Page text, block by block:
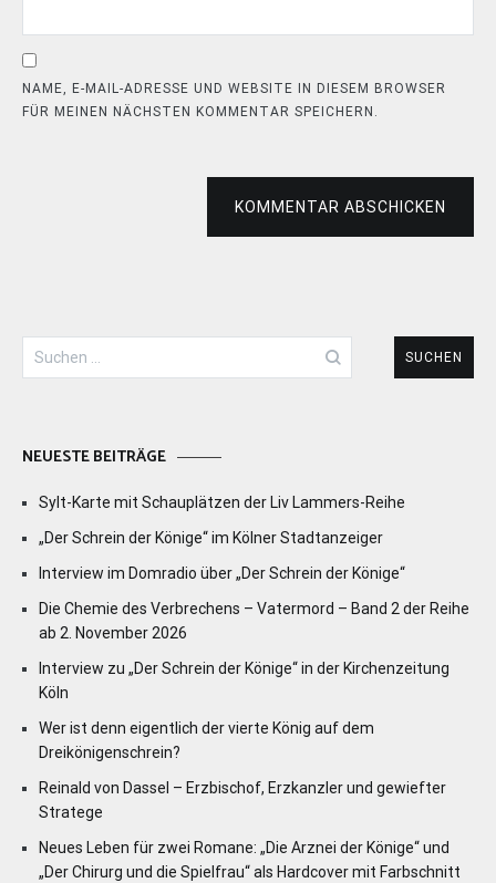
NAME, E-MAIL-ADRESSE UND WEBSITE IN DIESEM BROWSER
FÜR MEINEN NÄCHSTEN KOMMENTAR SPEICHERN.
KOMMENTAR ABSCHICKEN
Suchen
nach:
NEUESTE BEITRÄGE
Sylt-Karte mit Schauplätzen der Liv Lammers-Reihe
„Der Schrein der Könige“ im Kölner Stadtanzeiger
Interview im Domradio über „Der Schrein der Könige“
Die Chemie des Verbrechens – Vatermord – Band 2 der Reihe
ab 2. November 2026
Interview zu „Der Schrein der Könige“ in der Kirchenzeitung
Köln
Wer ist denn eigentlich der vierte König auf dem
Dreikönigenschrein?
Reinald von Dassel – Erzbischof, Erzkanzler und gewiefter
Stratege
Neues Leben für zwei Romane: „Die Arznei der Könige“ und
„Der Chirurg und die Spielfrau“ als Hardcover mit Farbschnitt